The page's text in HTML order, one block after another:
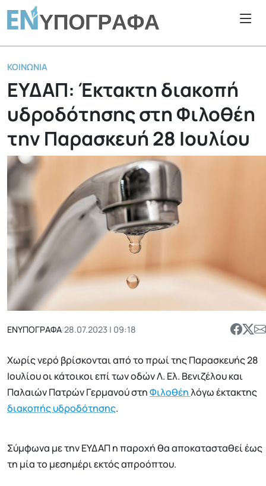
ΚΟΙΝΩΝΊΑ
ΕΥΔΑΠ: Έκτακτη διακοπή
υδροδότησης στη Φιλοθέη
την Παρασκευή 28 Ιουλίου
ΕΝΥΠΟΓΡΑΦΑ|28.07.2023 | 09:18
Χωρίς νερό βρίσκονται από το πρωί της Παρασκευής 28
Ιουλίου οι κάτοικοι επί των οδών Λ. Ελ. Βενιζέλου και
Παλαιών Πατρών Γερμανού στηΦιλοθέηλόγω έκτακτης
διακοπής υδροδότησης.
Σύμφωνα με την ΕΥΔΑΠ η παροχή θα αποκατασταθεί έως
τη μία το μεσημέρι εκτός απροόπτου.